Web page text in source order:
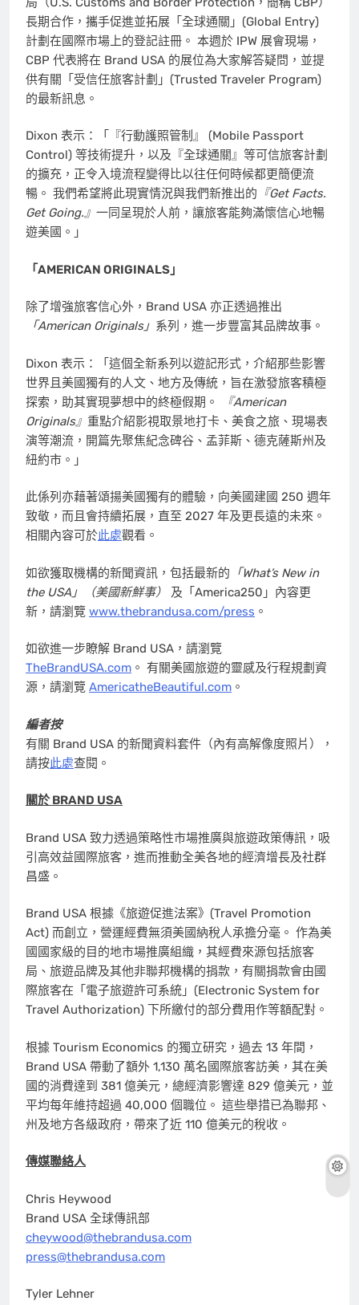
長期合作，攜手促進並拓展「全球通關」(Global Entry)
計劃在國際市場上的登記註冊。 本週於 IPW 展會現場，
CBP 代表將在 Brand USA 的展位為大家解答疑問，並提
供有關「受信任旅客計劃」(Trusted Traveler Program)
的最新訊息。
Dixon 表示：「『行動護照管制』 (Mobile Passport
Control) 等技術提升，以及『全球通關』等可信旅客計劃
的擴充，正令入境流程變得比以往任何時候都更簡便流
暢。 我們希望將此現實情況與我們新推出的 『Get Facts.
Get Going.』 一同呈現於人前，讓旅客能夠滿懷信心地暢
遊美國。」
「AMERICAN ORIGINALS」
除了增強旅客信心外，Brand USA 亦正透過推出
「American Originals」 系列，進一步豐富其品牌故事。
Dixon 表示：「這個全新系列以遊記形式，介紹那些影響
世界且美國獨有的人文、地方及傳統，旨在激發旅客積極
探索，助其實現夢想中的終極假期。
『American
Originals』 重點介紹影視取景地打卡、美食之旅、現場表
演等潮流，開篇先聚焦紀念碑谷、孟菲斯、德克薩斯州及
紐約市。」
此係列亦藉著頌揚美國獨有的體驗，向美國建國 250 週年
致敬，而且會持續拓展，直至 2027 年及更長遠的未來。
相關內容可於此處觀看。
如欲獲取機構的新聞資訊，包括最新的 「What’s New in
the USA」（美國新鮮事）
及「America250」內容更
新，請瀏覽 www.thebrandusa.com/press 。
如欲進一步瞭解 Brand USA，請瀏覽
TheBrandUSA.com 。 有關美國旅遊的靈感及行程規劃資
源，請瀏覽 AmericatheBeautiful.com 。
編者按
有關 Brand USA 的新聞資料套件（內有高解像度照片），
請按此處查閱。
關於 BRAND USA
Brand USA 致力透過策略性市場推廣與旅遊政策傳訊，吸
引高效益國際旅客，進而推動全美各地的經濟增長及社群
昌盛。
Brand USA 根據《旅遊促進法案》(Travel Promotion
Act) 而創立，營運經費無須美國納稅人承擔分毫。 作為美
國國家級的目的地市場推廣組織，其經費來源包括旅客
局、旅遊品牌及其他非聯邦機構的捐款，有關捐款會由國
際旅客在「電子旅遊許可系統」(Electronic System for
Travel Authorization) 下所繳付的部分費用作等額配對。
根據 Tourism Economics 的獨立研究，過去 13 年間，
Brand USA 帶動了額外 1,130 萬名國際旅客訪美，其在美
國的消費達到 381 億美元，總經濟影響達 829 億美元，並
平均每年維持超過 40,000 個職位。 這些舉措已為聯邦、
州及地方各級政府，帶來了近 110 億美元的稅收。
傳媒聯絡人
Chris Heywood
Brand USA 全球傳訊部
cheywood@thebrandusa.com
press@thebrandusa.com
Tyler Lehner